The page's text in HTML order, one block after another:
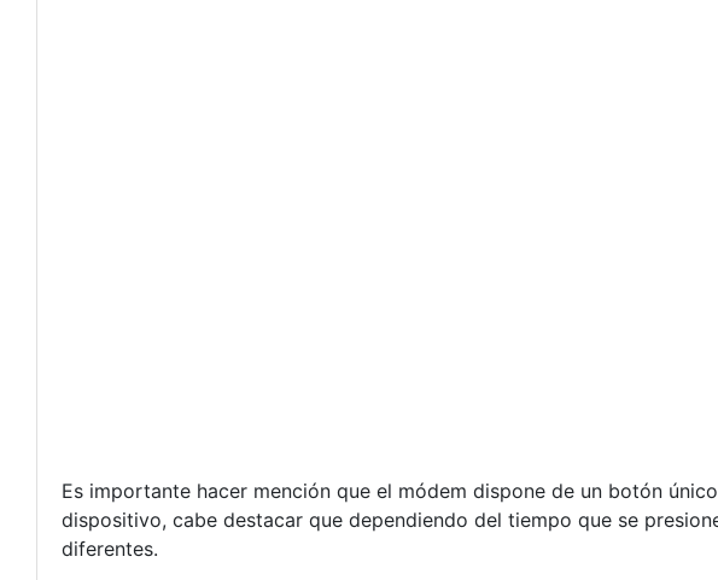
Es importante hacer mención que el módem dispone de un botón
dispositivo, cabe destacar que dependiendo del tiempo que se
diferentes.